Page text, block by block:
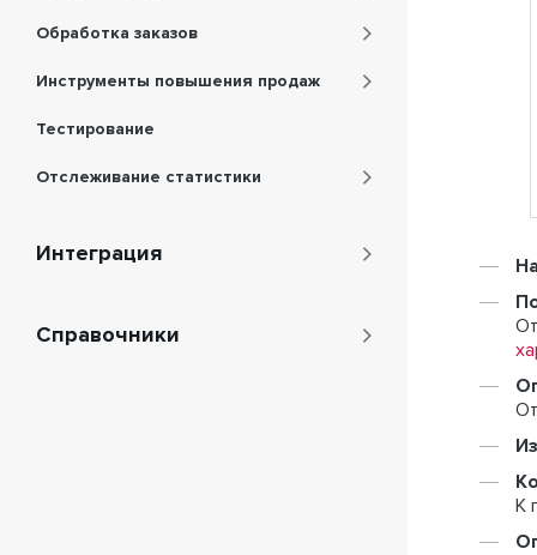
Обработка заказов
Инструменты повышения продаж
Тестирование
Отслеживание статистики
Интеграция
Справочники
К